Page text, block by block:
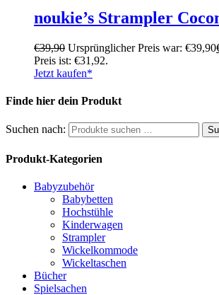
noukie’s Strampler
€39,90 Ursprünglicher Preis war: €39,90
Preis ist: €31,92.
Jetzt kaufen*
Finde hier dein Produkt
Suchen nach:
Produkt-Kategorien
Babyzubehör
Babybetten
Hochstühle
Kinderwagen
Strampler
Wickelkommode
Wickeltaschen
Bücher
Spielsachen